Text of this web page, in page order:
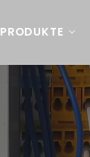
PRODUKTE